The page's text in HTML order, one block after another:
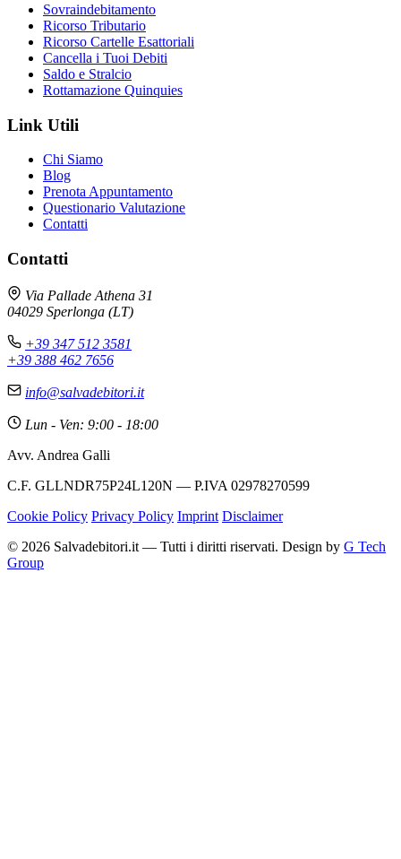
Sovraindebitamento
Ricorso Tributario
Ricorso Cartelle Esattoriali
Cancella i Tuoi Debiti
Saldo e Stralcio
Rottamazione Quinquies
Link Utili
Chi Siamo
Blog
Prenota Appuntamento
Questionario Valutazione
Contatti
Contatti
Via Pallade Athena 31
04029 Sperlonga (LT)
+39 347 512 3581
+39 388 462 7656
info@salvadebitori.it
Lun - Ven: 9:00 - 18:00
Avv. Andrea Galli
C.F. GLLNDR75P24L120N — P.IVA 02978270599
Cookie Policy Privacy Policy Imprint Disclaimer
© 2026 Salvadebitori.it — Tutti i diritti riservati. Design by G Tech
Group